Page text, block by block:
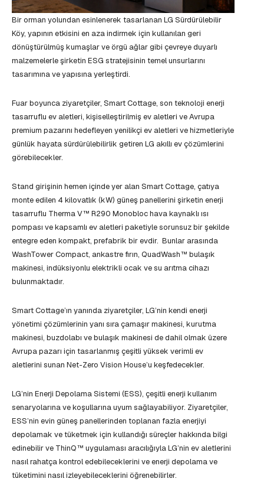
Bir orman yolundan esinlenerek tasarlanan LG Sürdürülebilir
Köy, yapının etkisini en aza indirmek için kullanılan geri
dönüştürülmüş kumaşlar ve örgü ağlar gibi çevreye duyarlı
malzemelerle şirketin ESG stratejisinin temel unsurlarını
tasarımına ve yapısına yerleştirdi.
Fuar boyunca ziyaretçiler, Smart Cottage, son teknoloji enerji
tasarruflu ev aletleri, kişiselleştirilmiş ev aletleri ve Avrupa
premium pazarını hedefleyen yenilikçi ev aletleri ve hizmetleriyle
günlük hayata sürdürülebilirlik getiren LG akıllı ev çözümlerini
görebilecekler.
Stand girişinin hemen içinde yer alan Smart Cottage, çatıya
monte edilen 4 kilovatlık (kW) güneş panellerini şirketin enerji
tasarruflu Therma V™ R290 Monobloc hava kaynaklı ısı
pompası ve kapsamlı ev aletleri paketiyle sorunsuz bir şekilde
entegre eden kompakt, prefabrik bir evdir. Bunlar arasında
WashTower Compact, ankastre fırın, QuadWash™ bulaşık
makinesi, indüksiyonlu elektrikli ocak ve su arıtma cihazı
bulunmaktadır.
Smart Cottage’ın yanında ziyaretçiler, LG’nin kendi enerji
yönetimi çözümlerinin yanı sıra çamaşır makinesi, kurutma
makinesi, buzdolabı ve bulaşık makinesi de dahil olmak üzere
Avrupa pazarı için tasarlanmış çeşitli yüksek verimli ev
aletlerini sunan Net-Zero Vision House’u keşfedecekler.
LG’nin Enerji Depolama Sistemi (ESS), çeşitli enerji kullanım
senaryolarına ve koşullarına uyum sağlayabiliyor. Ziyaretçiler,
ESS’nin evin güneş panellerinden toplanan fazla enerjiyi
depolamak ve tüketmek için kullandığı süreçler hakkında bilgi
edinebilir ve ThinQ™ uygulaması aracılığıyla LG’nin ev aletlerini
nasıl rahatça kontrol edebileceklerini ve enerji depolama ve
tüketimini nasıl izleyebileceklerini öğrenebilirler.